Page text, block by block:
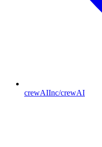
crewAIInc/crewAI